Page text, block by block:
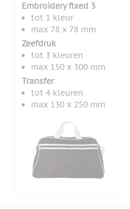
Embroidery fixed 3
tot 1 kleur
max 78 x 78 mm
Zeefdruk
tot 3 kleuren
max 150 x 300 mm
Transfer
tot 4 kleuren
max 130 x 250 mm